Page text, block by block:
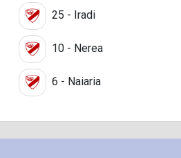
25 - Iradi
10 - Nerea
6 - Naiaria